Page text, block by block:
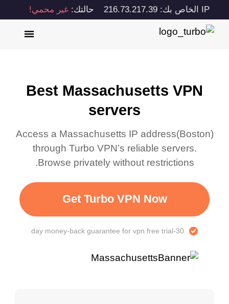
IP الخاص بك: 216.73.217.39 حالتك: غير محمي!
Best Massachusetts VPN
servers
Access aMassachusetts IP address(Boston)
through Turbo VPN’s reliable servers.
Browse privately without restrictions.
Get Turbo VPN Now
30-day money-back guarantee for vpn free trial